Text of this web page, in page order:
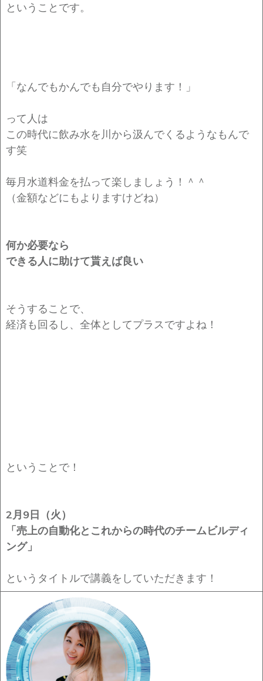
ということです。
「なんでもかんでも自分でやります！」
って人は
この時代に飲み水を川から汲んでくるようなもんで
す笑
毎月水道料金を払って楽しましょう！＾＾
（金額などにもよりますけどね）
何か必要なら
できる人に助けて貰えば良い
そうすることで、
経済も回るし、全体としてプラスですよね！
ということで！
2月9日 （火）
「売上の自動化とこれからの時代のチームビルディ
ング」
というタイトルで講義をしていただきます！